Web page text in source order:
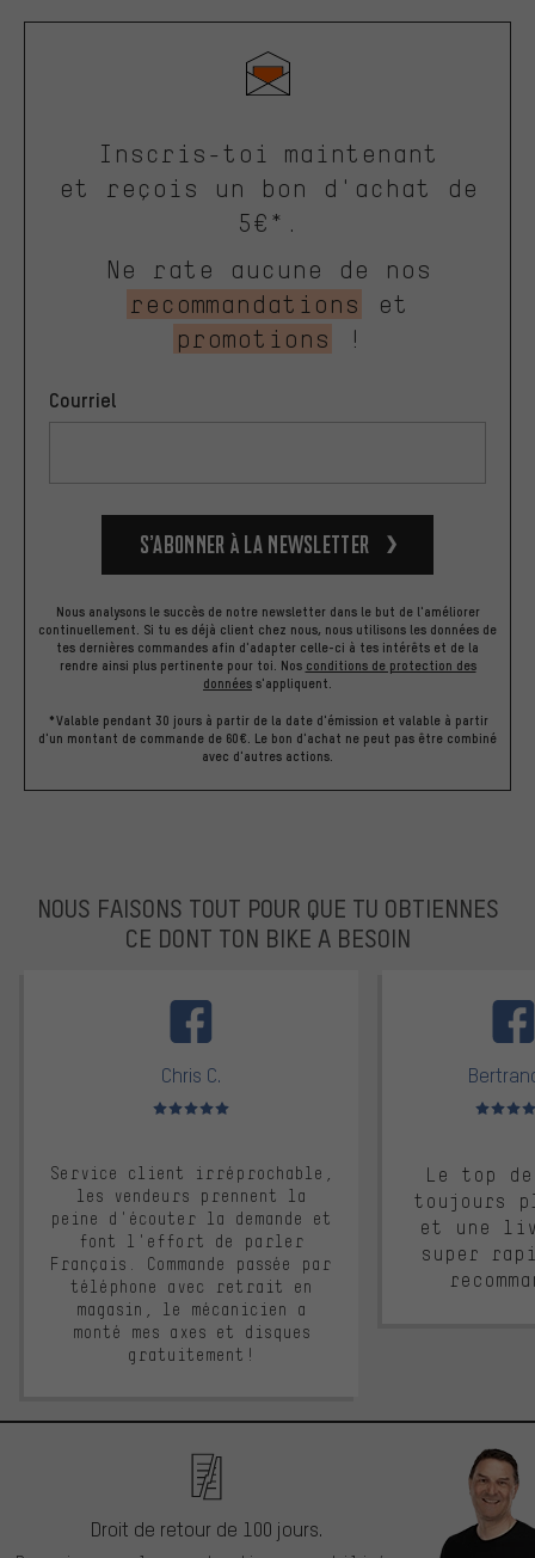
Inscris-toi maintenant
et reçois un bon d'achat de
5€*.
Ne rate aucune de nos
recommandations
et
promotions
!
Courriel
S’abonner à la newsletter
Nous analysons le succès de notre newsletter dans le but de l'améliorer
continuellement. Si tu es déjà client chez nous, nous utilisons les données de
tes dernières commandes afin d'adapter celle-ci à tes intérêts et de la
rendre ainsi plus pertinente pour toi. Nos conditions de protection des
données s'appliquent.
*Valable pendant 30 jours à partir de la date d'émission et valable à partir
d'un montant de commande de 60€. Le bon d'achat ne peut pas être combiné
avec d'autres actions.
NOUS FAISONS TOUT POUR QUE TU OBTIENNES
CE DONT TON BIKE A BESOIN
Chris C.
Note moyenne : 5 sur 5
Service client irréprochable,
les vendeurs prennent la
peine d'écouter la demande et
font l'effort de parler
Français. Commande passée par
téléphone avec retrait en
magasin, le mécanicien a
monté mes axes et disques
gratuitement!
Note
Le top
toujours
et une
super
Droit de retour de 100 jours.